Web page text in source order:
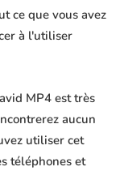
ce que vous avez
à l'utiliser
MP4 est très
aucun
utiliser cet
téléphones et